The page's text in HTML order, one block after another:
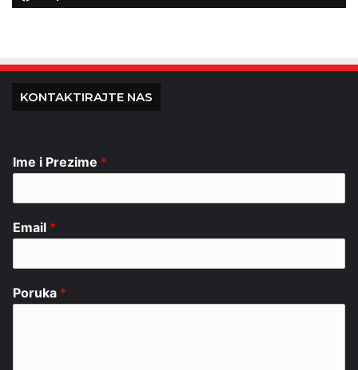
KONTAKTIRAJTE NAS
Ime i Prezime *
Email *
Poruka *